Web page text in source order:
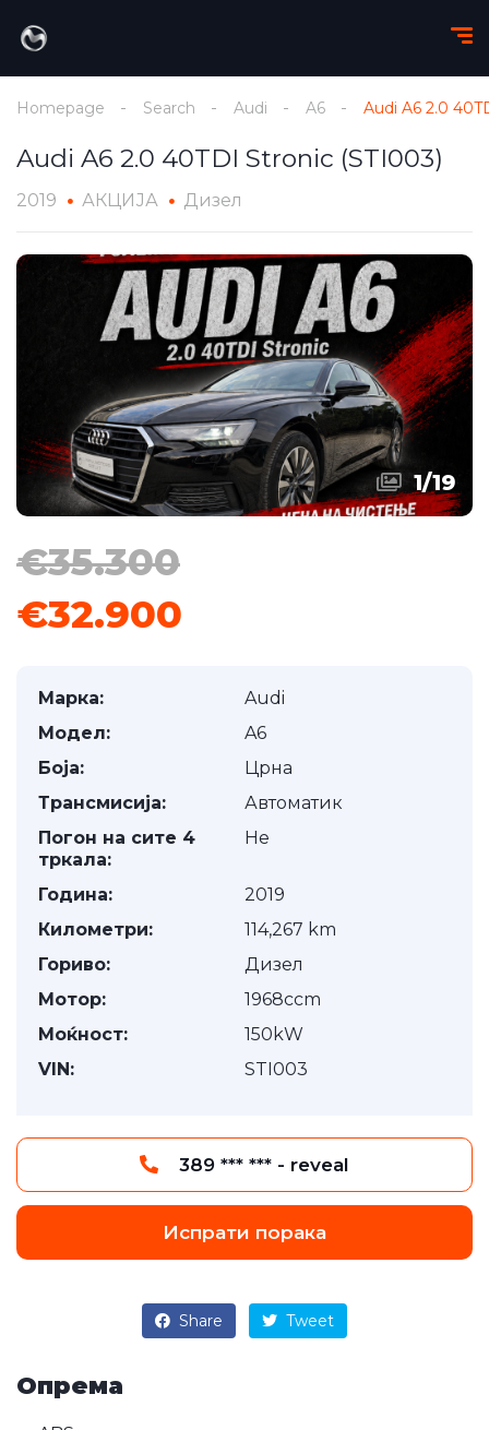
Homepage Search Audi A6 Audi A6 2.0
Audi A6 2.0 40TDI Stronic (STI003)
2019 АКЦИЈА Дизел
1/19
€35.300
€32.900
Марка:
Audi
Модел:
A6
Боја:
Црна
Трансмисија:
Автоматик
Погон на сите 4
тркала:
Не
Година:
2019
Километри:
114,267 km
Гориво:
Дизел
Мотор:
1968ccm
Моќност:
150kW
VIN:
STI003
389 *** *** - reveal
Испрати порака
Share Tweet
Опрема